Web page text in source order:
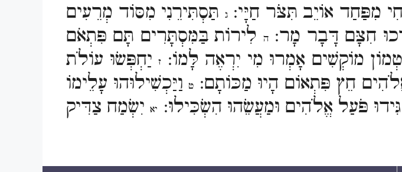
מִפַּחַד אוֹיֵב תִּצֹּר חַיָּי:ג תַּסְתִּירֵנִי מִסּוֹד מְרֵעִים
חִצָּם דָּבָר מָר:ה לִירוֹת בַּמִּסְתָּרִים תָּם פִּתְאֹם
מוֹקְשִׁים אָמְרוּ מִי יִרְאֶה לָּמוֹ: זיַחְפְּשׂוּ עוֹלֹת
חֵץ פִּתְאוֹם הָיוּ מַכּוֹתָם: טוַיַּכְשִׁילוּהוּ עָלֵימוֹ
פֹּעַל אֱלֹהִים וּמַעֲשֵׂהוּ הִשְׂכִּילוּ: יאיִשְׂמַח צַדִּיק